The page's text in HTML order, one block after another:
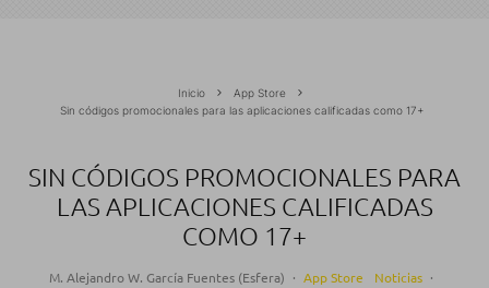
Inicio
App Store
Sin códigos promocionales para las aplicaciones calificadas como 17+
SIN CÓDIGOS PROMOCIONALES PARA
LAS APLICACIONES CALIFICADAS
COMO 17+
M. Alejandro W. García Fuentes (Esfera) · App Store Noticias ·